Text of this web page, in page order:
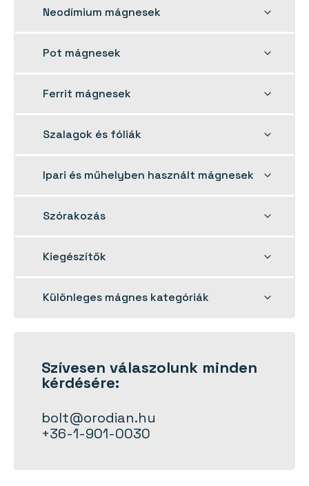
Neodímium mágnesek
Toggle
Pot mágnesek
Toggle
Ferrit mágnesek
Toggle
Szalagok és fóliák
Toggle
Ipari és műhelyben használt mágnesek
Toggle
Szórakozás
Toggle
Kiegészítők
Toggle
Különleges mágnes kategóriák
Toggle
Szívesen válaszolunk minden
kérdésére:
bolt@orodian.hu
+36-1-901-0030